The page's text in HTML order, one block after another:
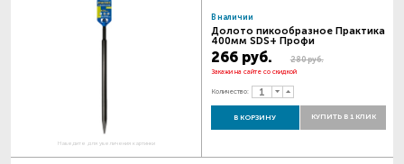
Наведите для увеличения картинки
В наличии
Долото пикообразное Практика
400мм SDS+ Профи
266 руб. 280 руб.
Закажи на сайте со скидкой
Количество:
В КОРЗИНУ КУПИТЬ В 1 КЛИК